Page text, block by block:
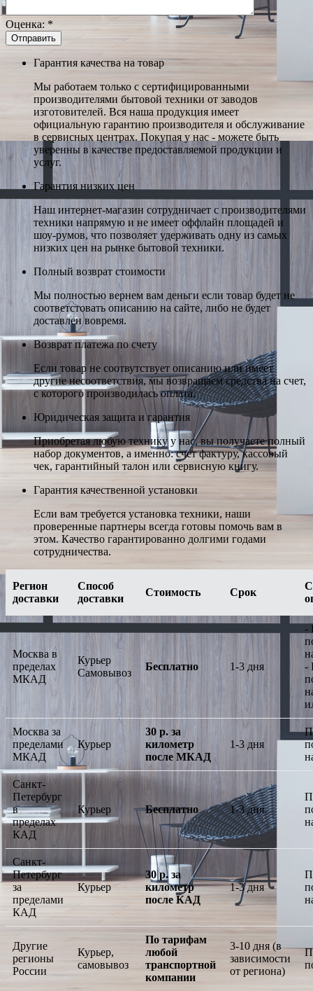
Оценка: *
Гарантия качества на товар
Мы работаем только с сертифицированными
производителями бытовой техники от заводов
изготовителей. Вся наша продукция имеет
официальную гарантию производителя и обслуживание
в сервисных центрах. Покупая у нас - можете быть
уверенны в качестве предоставляемой продукции и
услуг.
Гарантия низких цен
Наш интернет-магазин сотрудничает с производителями
техники напрямую и не имеет оффлайн площадей и
шоу-румов, что позволяет удерживать одну из самых
низких цен на рынке бытовой техники.
Полный возврат стоимости
Мы полностью вернем вам деньги если товар будет не
соответстовать описанию на сайте, либо не будет
доставлен вовремя.
Возврат платежа по счету
Если товар не соотвутствует описанию или имеет
другие несоответствия, мы возвращаем средства на счет,
с которого производилась оплата.
Юридическая защита и гарантия
Приобретая любую технику у нас, вы получаете полный
набор документов, а именно: счет фактуру, кассовый
чек, гарантийный талон или сервисную книгу.
Гарантия качественной установки
Если вам требуется установка техники, наши
проверенные партнеры всегда готовы помочь вам в
этом. Качество гарантированно долгими годами
сотрудничества.
Регион
доставки
Способ
доставки
Стоимость Срок
Москва в
пределах
МКАД
Курьер
Самовывоз
Бесплатно 1-3 дня
-
-
Москва за
пределами
МКАД
Курьер
30 р. за
километр
после МКАД
1-3 дня
Санкт-
Петербург
в
пределах
КАД
Курьер Бесплатно 1-3 дня
Санкт-
Петербург
за
пределами
КАД
Курьер
30 р. за
километр
после КАД
1-3 дня
Другие
регионы
России
Курьер,
самовывоз
По тарифам
любой
транспортной
компании
3-10 дня (в
зависимости
от региона)